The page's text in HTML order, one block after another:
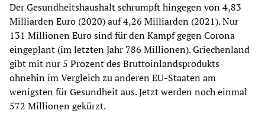
Der Gesundheitshaushalt schrumpft hingegen von 4,83
Milliarden Euro (2020) auf 4,26 Milliarden (2021). Nur
131 Millionen Euro sind für den Kampf gegen Corona
eingeplant (im letzten Jahr 786 Millionen). Griechenland
gibt mit nur 5 Prozent des Bruttoinlandsprodukts
ohnehin im Vergleich zu anderen EU-Staaten am
wenigsten für Gesundheit aus. Jetzt werden noch einmal
572 Millionen gekürzt.